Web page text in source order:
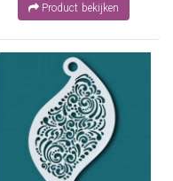
Product bekijken